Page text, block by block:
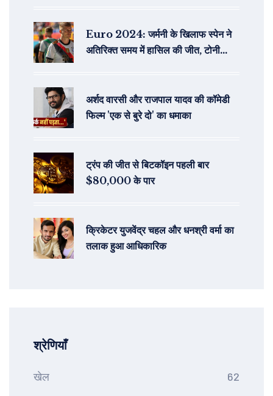
Euro 2024: जर्मनी के खिलाफ स्पेन ने
अतिरिक्त समय में हासिल की जीत, टोनी
अर्शद वारसी और राजपाल यादव की कॉमेडी
फिल्म 'एक से बुरे दो' का धमाका
ट्रंप की जीत से बिटकॉइन पहली बार
$80,000 के पार
क्रिकेटर युजवेंद्र चहल और धनश्री वर्मा का
तलाक हुआ आधिकारिक
श्रेणियाँ
खेल 62